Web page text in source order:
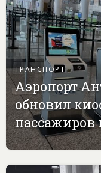
ТРАНСПОРТ
Аэропорт
обновил
пассажиров